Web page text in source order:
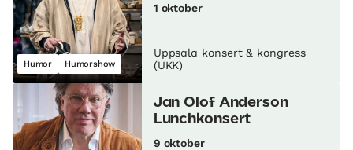
Humor Humorshow
1 oktober
Uppsala konsert & kongress
(UKK)
Jan Olof Anderson
Lunch­konsert
9 oktober